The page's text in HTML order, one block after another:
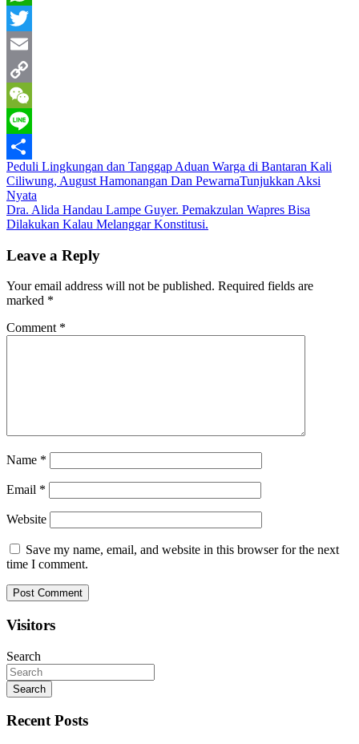
WhatsApp
Twitter
Email
Copy
Link
WeChat
Line
Share
Post
navigation
Peduli Lingkungan dan Tanggap Aduan Warga di Bantaran Kali
Ciliwung, August Hamonangan Dan PewarnaTunjukkan Aksi
Nyata
Dra. Alida Handau Lampe Guyer. Pemakzulan Wapres Bisa
Dilakukan Kalau Melanggar Konstitusi.
Leave a Reply
Your email address will not be published. Required fields are
marked *
Comment *
Name *
Email *
Website
Save my name, email, and website in this browser for the next
time I comment.
Visitors
Search
Search
Recent Posts